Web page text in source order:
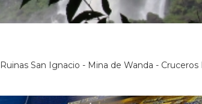
San Ignacio - Mina de Wanda -